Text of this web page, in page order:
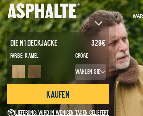
Die N1 Deckjacke 329€
Farbe:Kamel Größe
Wählen Sie
Kaufen
Lieferung: Wird in wenigen Tagen geliefert